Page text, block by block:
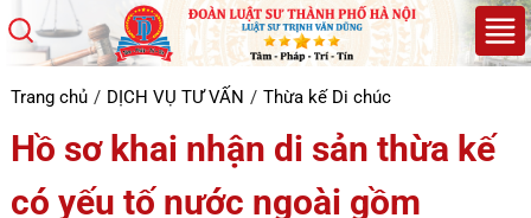
Trang chủ DỊCH VỤ TƯ VẤN Thừa kế Di chúc
Hồ sơ khai nhận di sản thừa kế
có yếu tố nước ngoài gồm